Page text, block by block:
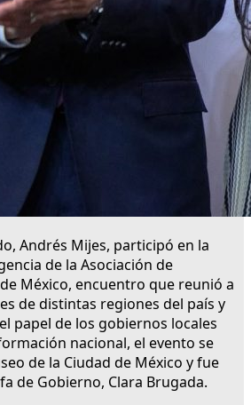
Andrés Mijes, participó en la
de la Asociación de
México, encuentro que reunió a
de distintas regiones del país y
papel de los gobiernos locales
nacional, el evento se
de la Ciudad de México y fue
de Gobierno, Clara Brugada.